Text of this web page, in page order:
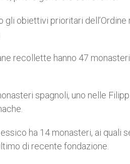
gli obiettivi prioritari
recollette hanno 47
spagnoli, uno nelle
ha 14 monasteri, ai quali
di recente fondazione.